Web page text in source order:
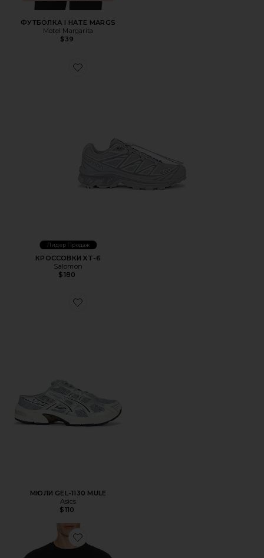
ФУТБОЛКА I HATE MARGS
Motel Margarita
$39
Favorite КРОССОВКИ XT-6
Лидер Продаж
КРОССОВКИ XT-6
Salomon
$180
Favorite МЮЛИ GEL-1130 MULE
МЮЛИ GEL-1130 MULE
Asics
$110
Favorite ФУТБОЛКА